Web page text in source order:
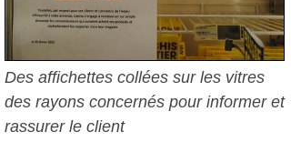
Des affichettes collées sur les vitres
des rayons concernés pour informer et
rassurer le client